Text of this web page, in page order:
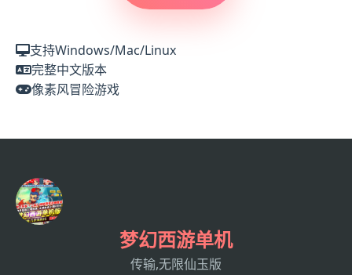
支持Windows/Mac/Linux
完整中文版本
像素风冒险游戏
梦幻西游单机
传输,无限仙玉版